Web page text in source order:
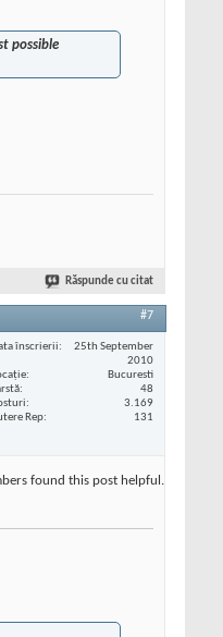
possible
Răspunde cu citat
#7
înscrierii
25th September
2010
Bucuresti
48
3.169
Rep
131
found this post helpful.